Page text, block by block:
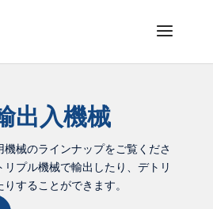
出入機械
械のラインナップをご覧くださ
プル機械で輸出したり、デトリ
することができます。